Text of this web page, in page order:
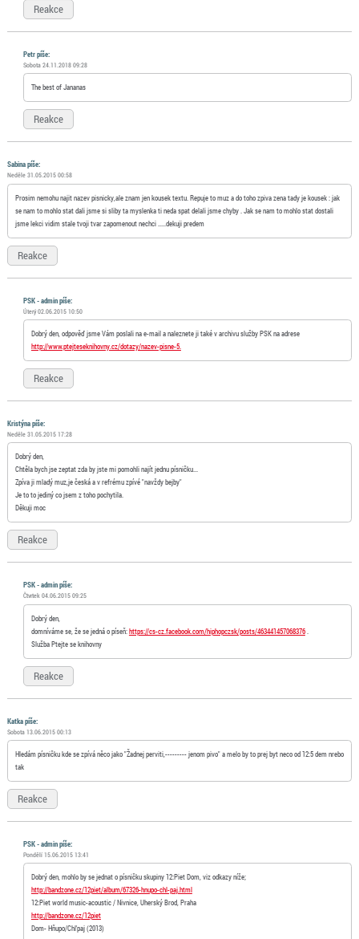
Reakce
Petr píše:
Sobota 24.11.2018 09:28
The best of Jananas
Reakce
Sabina píše:
Neděle 31.05.2015 00:58
Prosim nemohu najit nazev pisnicky,ale znam jen kousek textu. Repuje to muz a do toho zpiva zena tady je kousek : jak
se nam to mohlo stat dali jsme si sliby ta myslenka ti neda spat delali jsme chyby . Jak se nam to mohlo stat dostali
jsme lekci vidim stale tvoji tvar zapomenout nechci .....dekuji predem
Reakce
PSK - admin píše:
Úterý 02.06.2015 10:50
Dobrý den, odpověď jsme Vám poslali na e-mail a naleznete ji také v archivu služby PSK na adrese
http://www.ptejteseknihovny.cz/dotazy/nazev-pisne-5.
Reakce
Kristýna píše:
Neděle 31.05.2015 17:28
Dobrý den,
Chtěla bych jse zeptat zda by jste mi pomohli najít jednu písničku...
Zpíva ji mladý muz,je česká a v refrému zpívé "navždy bejby"
Je to to jediný co jsem z toho pochytila.
Děkuji moc
Reakce
PSK - admin píše:
Čtvrtek 04.06.2015 09:25
Dobrý den,
domníváme se, že se jedná o píseň:https://cs-cz.facebook.com/hiphopczsk/posts/463441457068376.
Služba Ptejte se knihovny
Reakce
Katka píše:
Sobota 13.06.2015 00:13
Hledám písničku kde se zpívá něco jako "Žadnej perviti,--------- jenom pivo" a melo by to prej byt neco od 12:5 dem nrebo
tak
Reakce
PSK - admin píše:
Pondělí 15.06.2015 13:41
Dobrý den, mohlo by se jednat o písničku skupiny 12:Piet Dom, viz odkazy níže;
http://bandzone.cz/12piet/album/67326-hnupo-chl-paj.html
12:Piet world music-acoustic / Nivnice, Uherský Brod, Praha
http://bandzone.cz/12piet
Dom- Hňupo/Chl'paj (2013)